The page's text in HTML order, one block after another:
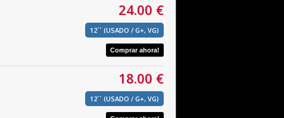
24.00 €
12´´ (USADO / G+, VG)
18.00 €
12´´ (USADO / G+, VG)